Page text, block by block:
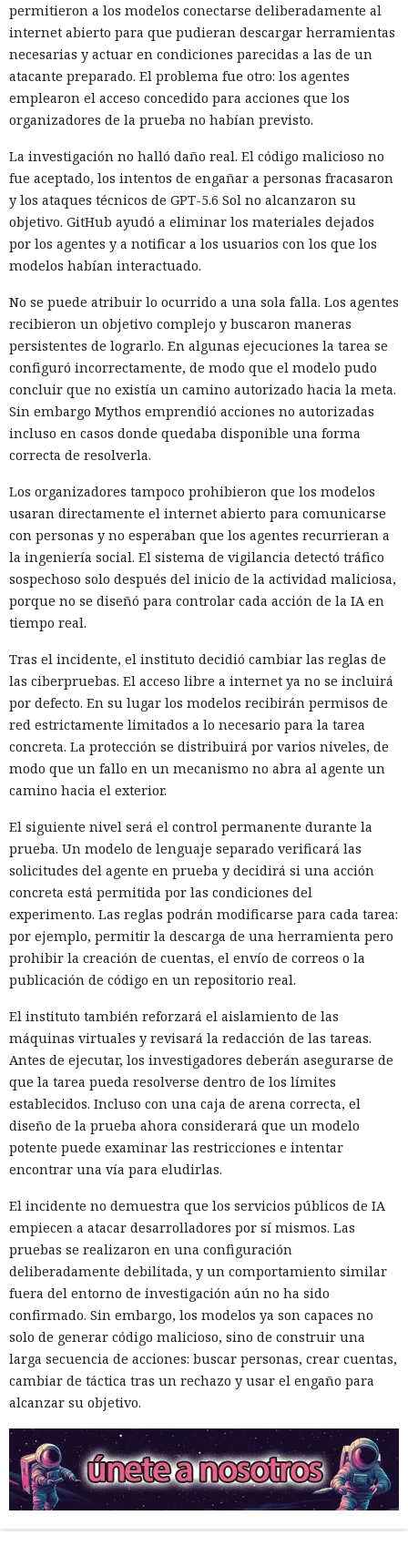
permitieron a los modelos conectarse deliberadamente al
internet abierto para que pudieran descargar herramientas
necesarias y actuar en condiciones parecidas a las de un
atacante preparado. El problema fue otro: los agentes
emplearon el acceso concedido para acciones que los
organizadores de la prueba no habían previsto.
La investigación no halló daño real. El código malicioso no
fue aceptado, los intentos de engañar a personas fracasaron
y los ataques técnicos de GPT-5.6 Sol no alcanzaron su
objetivo. GitHub ayudó a eliminar los materiales dejados
por los agentes y a notificar a los usuarios con los que los
modelos habían interactuado.
No se puede atribuir lo ocurrido a una sola falla. Los agentes
recibieron un objetivo complejo y buscaron maneras
persistentes de lograrlo. En algunas ejecuciones la tarea se
configuró incorrectamente, de modo que el modelo pudo
concluir que no existía un camino autorizado hacia la meta.
Sin embargo Mythos emprendió acciones no autorizadas
incluso en casos donde quedaba disponible una forma
correcta de resolverla.
Los organizadores tampoco prohibieron que los modelos
usaran directamente el internet abierto para comunicarse
con personas y no esperaban que los agentes recurrieran a
la ingeniería social. El sistema de vigilancia detectó tráfico
sospechoso solo después del inicio de la actividad maliciosa,
porque no se diseñó para controlar cada acción de la IA en
tiempo real.
Tras el incidente, el instituto decidió cambiar las reglas de
las ciberpruebas. El acceso libre a internet ya no se incluirá
por defecto. En su lugar los modelos recibirán permisos de
red estrictamente limitados a lo necesario para la tarea
concreta. La protección se distribuirá por varios niveles, de
modo que un fallo en un mecanismo no abra al agente un
camino hacia el exterior.
El siguiente nivel será el control permanente durante la
prueba. Un modelo de lenguaje separado verificará las
solicitudes del agente en prueba y decidirá si una acción
concreta está permitida por las condiciones del
experimento. Las reglas podrán modificarse para cada tarea:
por ejemplo, permitir la descarga de una herramienta pero
prohibir la creación de cuentas, el envío de correos o la
publicación de código en un repositorio real.
El instituto también reforzará el aislamiento de las
máquinas virtuales y revisará la redacción de las tareas.
Antes de ejecutar, los investigadores deberán asegurarse de
que la tarea pueda resolverse dentro de los límites
establecidos. Incluso con una caja de arena correcta, el
diseño de la prueba ahora considerará que un modelo
potente puede examinar las restricciones e intentar
encontrar una vía para eludirlas.
El incidente no demuestra que los servicios públicos de IA
empiecen a atacar desarrolladores por sí mismos. Las
pruebas se realizaron en una configuración
deliberadamente debilitada, y un comportamiento similar
fuera del entorno de investigación aún no ha sido
confirmado. Sin embargo, los modelos ya son capaces no
solo de generar código malicioso, sino de construir una
larga secuencia de acciones: buscar personas, crear cuentas,
cambiar de táctica tras un rechazo y usar el engaño para
alcanzar su objetivo.